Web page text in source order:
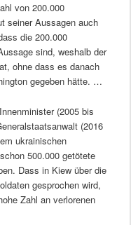
von 200.000
seiner Aussagen auch
die 200.000
sind, weshalb der
ohne dass es danach
gegeben hätte. …
(2005 bis
(2016
ukrainischen
500.000 getötete
Dass in Kiew über die
gesprochen wird,
Zahl an verlorenen